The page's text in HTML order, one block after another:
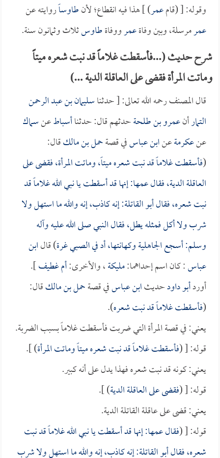
وقوله: [ (قامعمر) ] هذا فيه انقطاع؛ لأنطاوساًروايته عن
عمرمرسلة، وبين وفاةعمرووفاةطاوسثلاث وثمانون سنة.
شرح حديث (...فأسقطت غلاماً قد نبت شعره ميتاً
وماتت المرأة فقضى على العاقلة الدية ...)
قال المصنف رحمه الله تعالى: [ حدثناسليمان بن عبد الرحمن
التمارأنعمرو بن طلحةحدثهم قال: حدثناأسباطعنسماك
عنعكرمةعنابن عباسفي قصةحمل بن مالكقال:
(فأسقطت غلاماً قد نبت شعره ميتاً، وماتت المرأة، فقضى على
العاقلة الدية، فقال عمها: إنها قد أسقطت يا نبي الله غلاماً قد
نبت شعره، فقال أبو القاتلة: إنه كاذب، إنه والله ما استهل ولا
شرب ولا أكل فمثله يطل، فقال النبي صلى الله عليه وآله
وسلم: أسجع الجاهلية وكهانتها، أد في الصبي غرة) قالابن
عباس: كان اسم إحداهما:مليكة، والأخرى:أم غطيف].
أوردأبو داودحديثابن عباسفي قصةحمل بن مالكقال:
(فأسقطت غلاماً قد نبت شعره).
يعني: في قصة المرأة التي ضربت فأسقطت غلاماً بسبب الضربة.
قوله: [ (فأسقطت غلاماً قد نبت شعره ميتاً وماتت المرأة) ].
يعني: كونه قد نبت شعره فهذا يدل على أنه كبير.
قوله: [ (فقضى على العاقلة الدية) ].
يعني: قضى على عاقلة القاتلة الدية.
قوله: [ (فقال عمها: إنها قد أسقطت يا نبي الله غلاماً قد نبت
شعره، فقال أبو القاتلة: إنه كاذب، إنه والله ما استهل ولا شرب